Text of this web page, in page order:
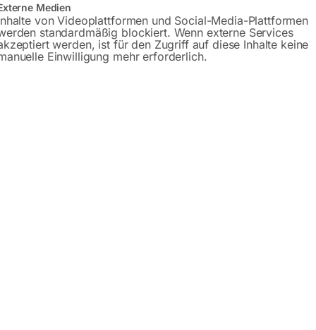
Beschreibung Produktsicherheit
15 H Silent
Gehäuse und zusätzlichen Schalldämpfer am Ansaugfilter
geräuschsensiblen Bereichen und der direkten
aus Grauguss mit niedriger Drehzahl garantiert
temperaturgesteuerter Radiallüfter am Gehäuse sorgen
zusätzlicher Luftkanal zwischen Motor und Verdichter
Medien
von Videoplattformen und Social-Media-Plattformen
standardmäßig blockiert. Wenn externe Services
werden, ist für den Zugriff auf diese Inhalte keine
Einwilligung mehr erforderlich.